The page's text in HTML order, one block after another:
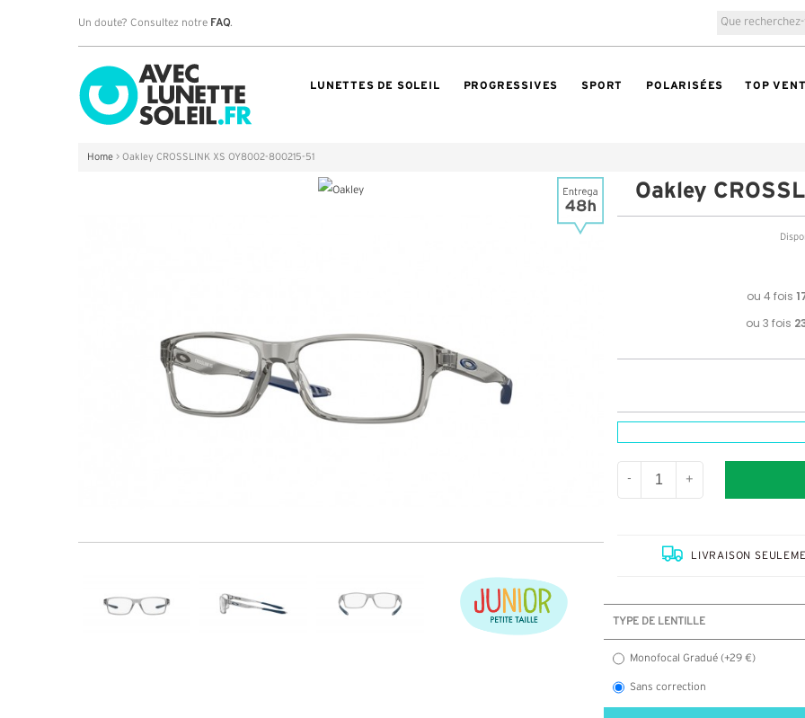
Un doute? Consultez notre FAQ.
LUNETTES DE SOLEIL PROGRESSIVES SPORT POLARISÉES TOP
Home > Oakley CROSSLINK XS OY8002-800215-51
Oakley
- +
LIVRAISON
TYPE DE LENTILLE
Monofocal Gradué (+29 €)
Sans correction